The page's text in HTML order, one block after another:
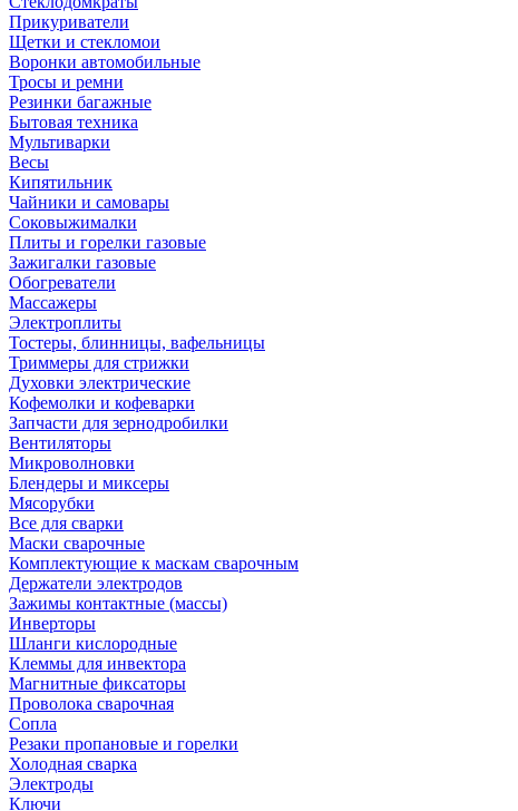
Прикуриватели
Щетки и стекломои
Воронки автомобильные
Тросы и ремни
Резинки багажные
Бытовая техника
Мультиварки
Весы
Кипятильник
Чайники и самовары
Соковыжималки
Плиты и горелки газовые
Зажигалки газовые
Обогреватели
Массажеры
Электроплиты
Тостеры, блинницы, вафельницы
Триммеры для стрижки
Духовки электрические
Кофемолки и кофеварки
Запчасти для зернодробилки
Вентиляторы
Микроволновки
Блендеры и миксеры
Мясорубки
Все для сварки
Маски сварочные
Комплектующие к маскам сварочным
Держатели электродов
Зажимы контактные (массы)
Инверторы
Шланги кислородные
Клеммы для инвектора
Магнитные фиксаторы
Проволока сварочная
Сопла
Резаки пропановые и горелки
Холодная сварка
Электроды
Ключи